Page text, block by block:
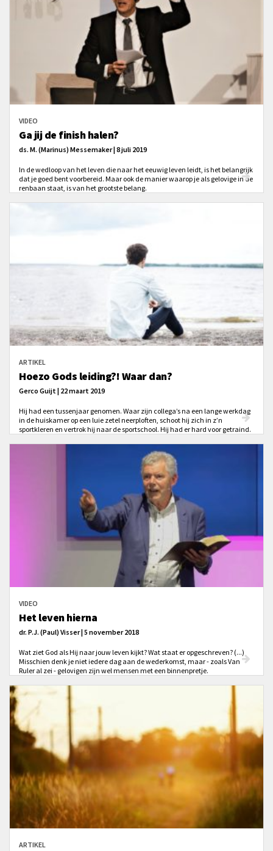
VIDEO
Ga jij de finish halen?
ds. M. (Marinus) Messemaker | 8 juli 2019
In de wedloop van het leven die naar het eeuwig leven leidt, is het belangrijk
dat je goed bent voorbereid. Maar ook de manier waarop je als gelovige in de
renbaan staat, is van het grootste belang.
ARTIKEL
Hoezo Gods leiding?! Waar dan?
Gerco Guijt | 22 maart 2019
Hij had een tussenjaar genomen. Waar zijn collega’s na een lange werkdag
in de huiskamer op een luie zetel neerploften, schoot hij zich in z’n
sportkleren en vertrok hij naar de sportschool. Hij had er hard voor getraind.
leiding. Echter, na maandenlange training viel zijn droom plotsklaps in
duigen. Hij kwam niet door de strenge selectie van Korps Mariniers heen.
VIDEO
Het leven hierna
dr. P.J. (Paul) Visser | 5 november 2018
Wat ziet God als Hij naar jouw leven kijkt? Wat staat er opgeschreven? (...)
Misschien denk je niet iedere dag aan de wederkomst, maar - zoals Van
Ruler al zei - gelovigen zijn wel mensen met een binnenpretje.
ARTIKEL